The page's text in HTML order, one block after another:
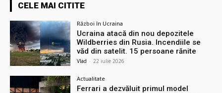
CELE MAI CITITE
Război în Ucraina
Ucraina atacă din nou depozitele
Wildberries din Rusia. Incendiile se
văd din satelit. 15 persoane rănite
Vlad - 22 iulie 2026
Actualitate
Ferrari a dezvăluit primul model